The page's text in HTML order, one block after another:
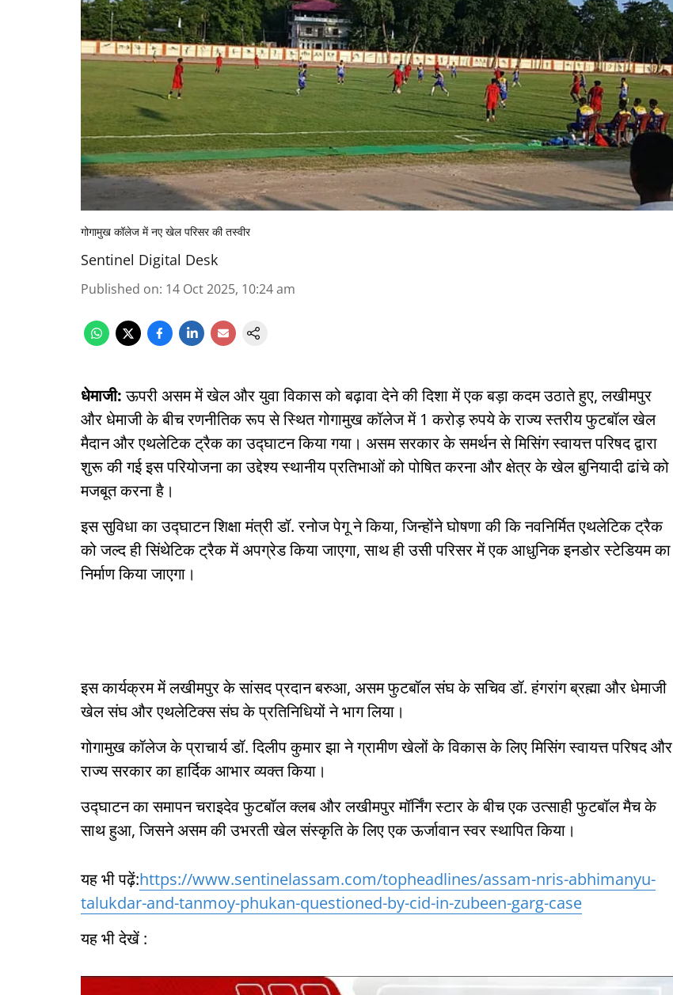
गोगामुख कॉलेज में नए खेल परिसर की तस्वीर
Sentinel Digital Desk
Published on: 14 Oct 2025, 10:24 am
धेमाजी:ऊपरी असम में खेल और युवा विकास को बढ़ावा देने की दिशा में एक बड़ा कदम उठाते हुए, लखीमपुर
और धेमाजी के बीच रणनीतिक रूप से स्थित गोगामुख कॉलेज में 1 करोड़ रुपये के राज्य स्तरीय फुटबॉल खेल
मैदान और एथलेटिक ट्रैक का उद्घाटन किया गया। असम सरकार के समर्थन से मिसिंग स्वायत्त परिषद द्वारा
शुरू की गई इस परियोजना का उद्देश्य स्थानीय प्रतिभाओं को पोषित करना और क्षेत्र के खेल बुनियादी ढांचे को
मजबूत करना है।
इस सुविधा का उद्घाटन शिक्षा मंत्री डॉ. रनोज पेगू ने किया, जिन्होंने घोषणा की कि नवनिर्मित एथलेटिक ट्रैक
को जल्द ही सिंथेटिक ट्रैक में अपग्रेड किया जाएगा, साथ ही उसी परिसर में एक आधुनिक इनडोर स्टेडियम का
निर्माण किया जाएगा।
इस कार्यक्रम में लखीमपुर के सांसद प्रदान बरुआ, असम फुटबॉल संघ के सचिव डॉ. हंगरांग ब्रह्मा और धेमाजी
खेल संघ और एथलेटिक्स संघ के प्रतिनिधियों ने भाग लिया।
गोगामुख कॉलेज के प्राचार्य डॉ. दिलीप कुमार झा ने ग्रामीण खेलों के विकास के लिए मिसिंग स्वायत्त परिषद और
राज्य सरकार का हार्दिक आभार व्यक्त किया।
उद्घाटन का समापन चराइदेव फुटबॉल क्लब और लखीमपुर मॉर्निंग स्टार के बीच एक उत्साही फुटबॉल मैच के
साथ हुआ, जिसने असम की उभरती खेल संस्कृति के लिए एक ऊर्जावान स्वर स्थापित किया।
यह भी पढ़ें:https://www.sentinelassam.com/topheadlines/assam-nris-abhimanyu-
talukdar-and-tanmoy-phukan-questioned-by-cid-in-zubeen-garg-case
यह भी देखें :